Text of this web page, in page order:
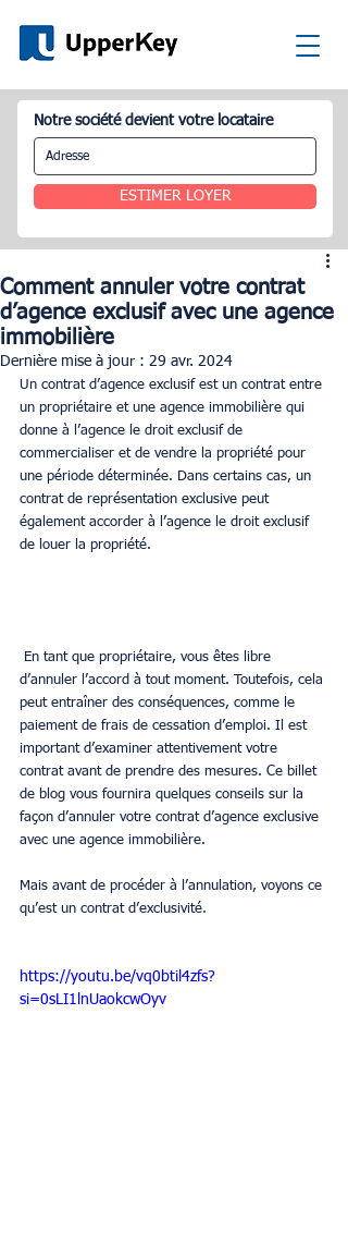
Notre société devient votre locataire
ESTIMER LOYER
Comment annuler votre contrat
d’agence exclusif avec une agence
immobilière
Dernière mise à jour : 29 avr. 2024
Un contrat d’agence exclusif est un contrat entre
un propriétaire et une agence immobilière qui
donne à l’agence le droit exclusif de
commercialiser et de vendre la propriété pour
une période déterminée. Dans certains cas, un
contrat de représentation exclusive peut
également accorder à l’agence le droit exclusif
de louer la propriété.
d’annuler l’accord à tout moment. Toutefois, cela
peut entraîner des conséquences, comme le
paiement de frais de cessation d’emploi. Il est
important d’examiner attentivement votre
contrat avant de prendre des mesures. Ce billet
de blog vous fournira quelques conseils sur la
façon d’annuler votre contrat d’agence exclusive
avec une agence immobilière.
Mais avant de procéder à l’annulation, voyons ce
qu’est un contrat d’exclusivité.
https://youtu.be/vq0btil4zfs?
si=0sLI1lnUaokcwOyv